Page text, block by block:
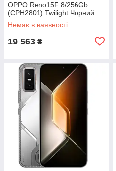
OPPO Reno15F 8/256Gb
(CPH2801) Twilight Чорний
Немає в наявності
19 563 ₴